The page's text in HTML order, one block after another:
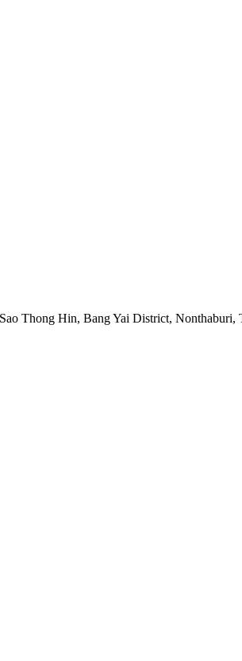
Thong Hin, Bang Yai District,